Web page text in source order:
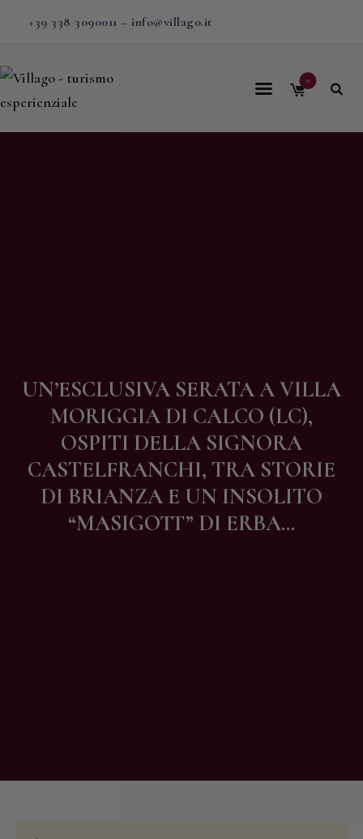
+39 338 3090011 – info@villago.it
0
UN’ESCLUSIVA SERATA A VILLA
MORIGGIA DI CALCO (LC),
OSPITI DELLA SIGNORA
CASTELFRANCHI, TRA STORIE
DI BRIANZA E UN INSOLITO
“MASIGOTT” DI ERBA…
Home
Contatti